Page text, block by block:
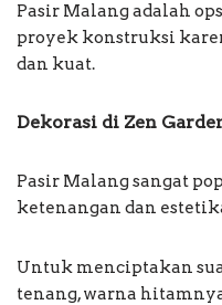
Pasir Malang adalah
proyek konstruksi
dan kuat.
Dekorasi di Zen
Pasir Malang sangat
ketenangan dan
Untuk menciptakan
tenang, warna